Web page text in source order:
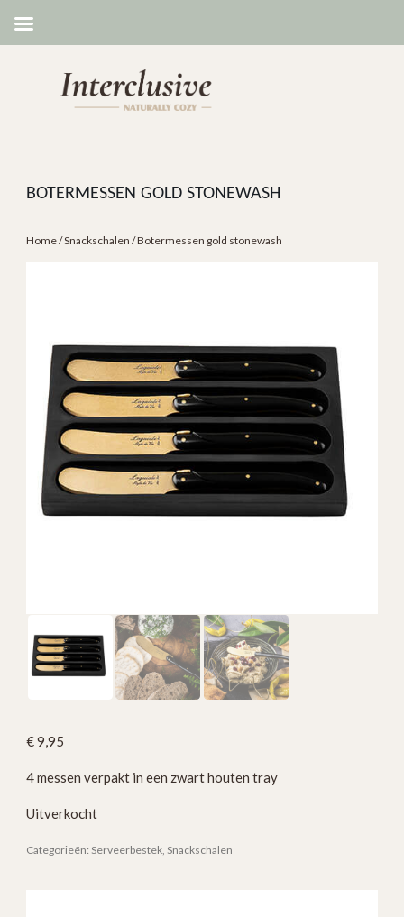
BOTERMESSEN GOLD STONEWASH
Home/Snackschalen / Botermessen gold stonewash
€9,95
4 messen verpakt in een zwart houten tray
Uitverkocht
Categorieën: Serveerbestek Snackschalen